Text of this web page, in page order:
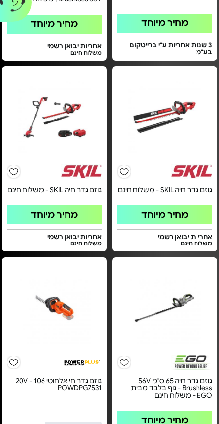
מחיר מיוחד
3 שנות אחריות ע"י ברייטקום
בע"מ
מחיר מיוחד
אחריות יבואן רשמי
משלוח חינם
גוזם גדר חיה SKIL - משלוח חינם
מחיר מיוחד
אחריות יבואן רשמי
משלוח חינם
גוזם גדר חיה SKIL - משלוח חינם
מחיר מיוחד
אחריות יבואן רשמי
משלוח חינם
גוזם גדר חיה 65 ס"מ 56V
Brushless - גוף בלבד מבית
EGO - משלוח חינם
מחיר מיוחד
גוזם גדר חי אלחוטי 20V - 106
POWDPG7531